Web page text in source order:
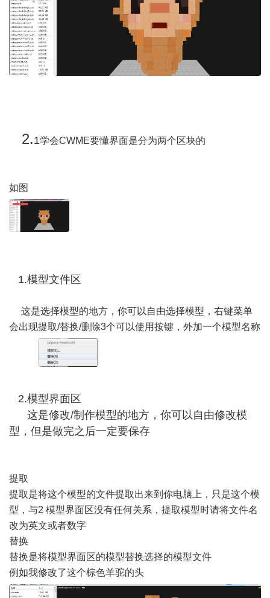
2.1学会CWME要懂界面是分为两个区块的
如图
1.模型文件区
这是选择模型的地方，你可以自由选择模型，右键菜单
会出现提取/替换/删除3个可以使用按键，外加一个模型名称
2.模型界面区
这是修改/制作模型的地方，你可以自由修改模
型，但是做完之后一定要保存
提取
提取是将这个模型的文件提取出来到你电脑上，只是这个模
型，与2 模型界面区没有任何关系，提取模型时请将文件名
改为英文或者数字
替换
替换是将模型界面区的模型替换选择的模型文件
例如我修改了这个棕色羊驼的头